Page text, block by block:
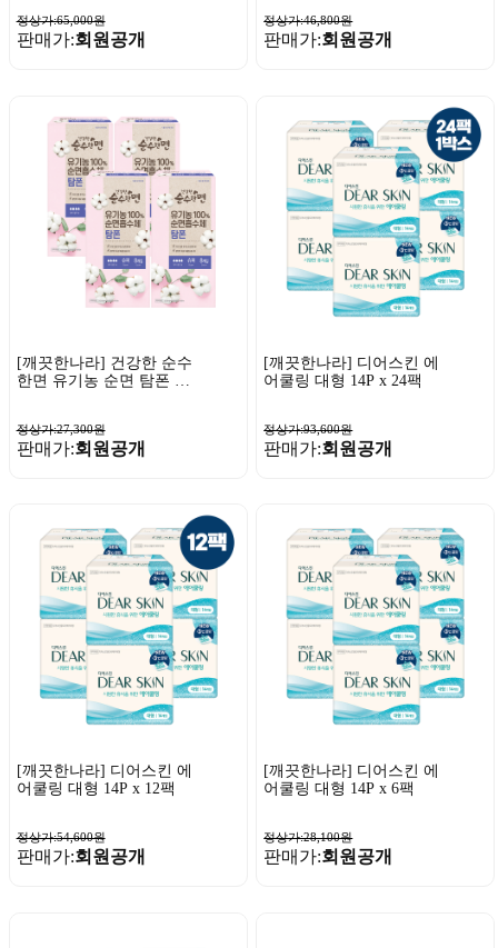
정상가:65,000원
판매가:회원공개
정상가:46,800원
판매가:회원공개
[깨끗한나라] 건강한 순수
한면 유기농 순면 탐폰 슈
정상가:27,300원
판매가:회원공개
[깨끗한나라] 디어스킨 에
어쿨링 대형 14P x 24팩
정상가:93,600원
판매가:회원공개
[깨끗한나라] 디어스킨 에
어쿨링 대형 14P x 12팩
정상가:54,600원
판매가:회원공개
[깨끗한나라] 디어스킨 에
어쿨링 대형 14P x 6팩
정상가:28,100원
판매가:회원공개